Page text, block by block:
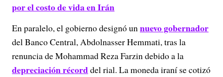
por el costo de vida en Irán
En paralelo, el gobierno designó unnuevo gobernador
del Banco Central, Abdolnasser Hemmati, tras la
renuncia de Mohammad Reza Farzin debido a la
depreciación récorddel rial. La moneda iraní se cotizó